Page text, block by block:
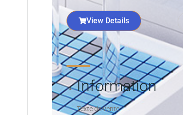
View Details
Information
Texte de vente